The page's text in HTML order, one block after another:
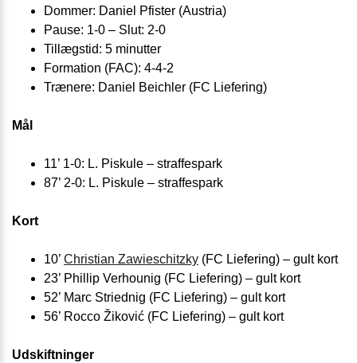
Dommer: Daniel Pfister (Austria)
Pause: 1-0 – Slut: 2-0
Tillægstid: 5 minutter
Formation (FAC): 4-4-2
Trænere: Daniel Beichler (FC Liefering)
Mål
11’ 1-0: L. Piskule – straffespark
87’ 2-0: L. Piskule – straffespark
Kort
10’ Christian Zawieschitzky (FC Liefering) – gult kort
23’ Phillip Verhounig (FC Liefering) – gult kort
52’ Marc Striednig (FC Liefering) – gult kort
56’ Rocco Žiković (FC Liefering) – gult kort
Udskiftninger